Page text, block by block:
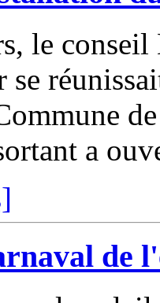
le
se
a
de